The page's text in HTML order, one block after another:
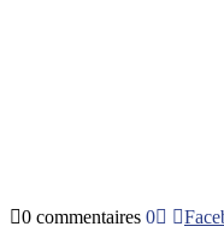
0 commentaires 0